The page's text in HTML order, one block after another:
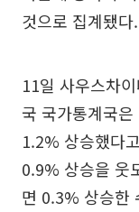
것으로 집계됐다.
11일 사우스차
국 국가통계국
1.2% 상승했다
0.9% 상승을 웃
면 0.3% 상승한